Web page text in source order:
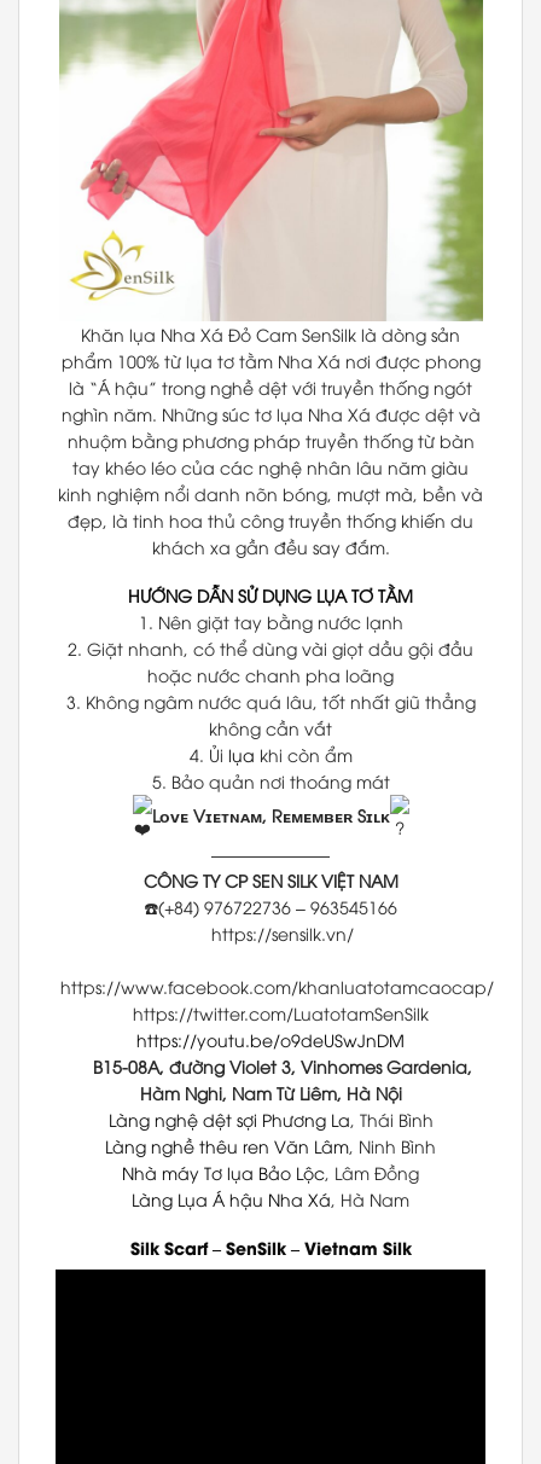
Khăn lụa Nha Xá Đỏ Cam SenSilk là dòng sản
phẩm 100% từ lụa tơ tằm Nha Xá nơi được phong
là “Á hậu” trong nghề dệt với truyền thống ngót
nghìn năm. Những súc tơ lụa Nha Xá được dệt và
nhuộm bằng phương pháp truyền thống từ bàn
tay khéo léo của các nghệ nhân lâu năm giàu
kinh nghiệm nổi danh nõn bóng, mượt mà, bền và
đẹp, là tinh hoa thủ công truyền thống khiến du
khách xa gần đều say đắm.
HƯỚNG DẪN SỬ DỤNG LỤA TƠ TẰM
1. Nên giặt tay bằng nước lạnh
2. Giặt nhanh, có thể dùng vài giọt dầu gội đầu
hoặc nước chanh pha loãng
3. Không ngâm nước quá lâu, tốt nhất giũ thẳng
không cần vắt
4. Ủi lụa khi còn ẩm
5. Bảo quản nơi thoáng mát
Lᴏᴠᴇ Vɪᴇᴛɴᴀᴍ, Rᴇᴍᴇᴍʙᴇʀ Sɪʟᴋ
———————
CÔNG TY CP SEN SILK VIỆT NAM
☎️(+84) 976722736 – 963545166
https://sensilk.vn/
https://www.facebook.com/khanluatotamcaocap/
https://twitter.com/LuatotamSenSilk
https://youtu.be/o9deUSwJnDM
B15-08A, đường Violet 3, Vinhomes Gardenia,
Hàm Nghi, Nam Từ Liêm, Hà Nội
Làng nghệ dệt sợi Phương La, Thái Bình
Làng nghề thêu ren Văn Lâm, Ninh Bình
Nhà máy Tơ lụa Bảo Lộc, Lâm Đồng
Làng Lụa Á hậu Nha Xá, Hà Nam
Silk Scarf–SenSilk–Vietnam Silk